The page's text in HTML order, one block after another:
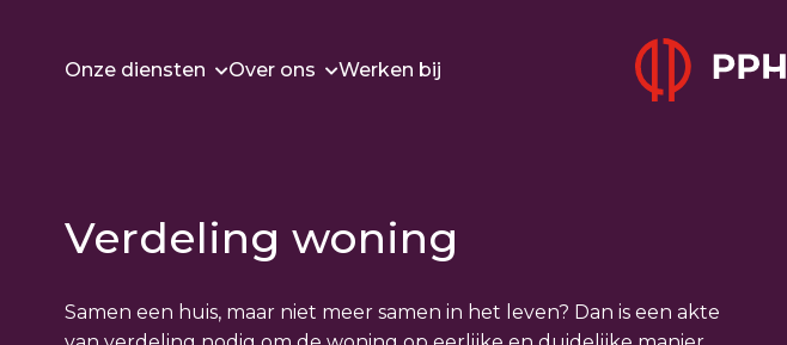
Onze diensten
Over ons Werken bij
Home
Verdeling woning
Samen een huis, maar niet meer samen in het leven? Dan is een akte